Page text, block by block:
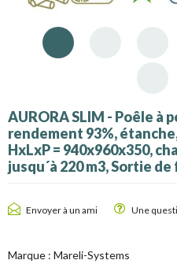
AURORA SLIM - Poêle à
rendement 93%,
HxLxP = 940x960x350,
jusqu´à 220 m3, Sortie
Envoyer à un ami Une
Marque : Mareli-Systems